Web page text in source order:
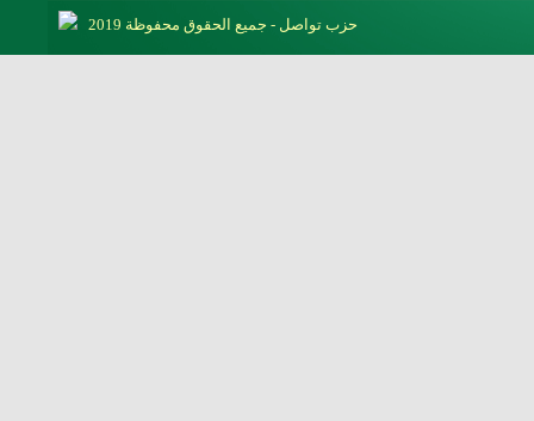
حزب تواصل - جميع الحقوق محفوظة 2019